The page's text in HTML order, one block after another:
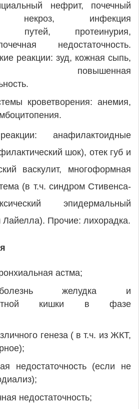
нефрит, почечный
некроз, инфекция
путей, протеинурия,
недостаточность.
реакции: зуд, кожная сыпь,
повышенная
кроветворения: анемия,
анафилактоидные
шок), отек губ и
васкулит, многоформная
(в т.ч. синдром Стивенса-
эпидермальный
Лайелла). Прочие: лихорадка.
астма;
желудка и
кишки в фазе
генеза ( в т.ч. из ЖКТ,
недостаточность (если не
недостаточность;